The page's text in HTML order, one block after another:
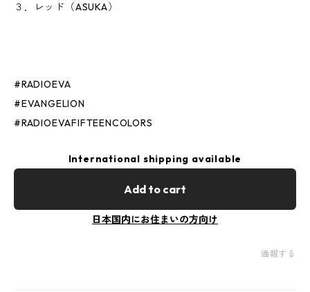
３．レッド（ASUKA）
#RADIOEVA
#EVANGELION
#RADIOEVAFIFTEENCOLORS
International shipping available
Add to cart
日本国内にお住まいの方向け
通報する